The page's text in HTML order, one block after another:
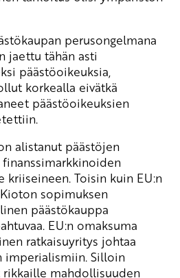
perusongelmana
jaettu tähän asti
päästöoikeuksia,
korkealla eivätkä
päästöoikeuksien
alistanut päästöjen
Toisin kuin EU:n
sopimuksen
päästökauppa
EU:n omaksuma
ratkaisuyritys johtaa
imperialismiin. Silloin
rikkaille mahdollisuuden